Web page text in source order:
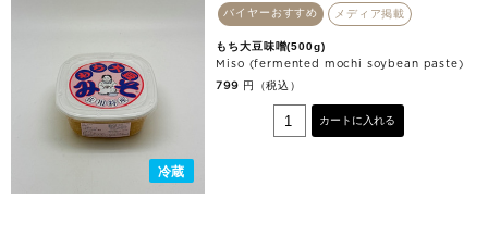
冷蔵
バイヤーおすすめ メディア掲載
もち大豆味噌(500g)
Miso (fermented mochi soybean paste)
799 円（税込）
カートに入れる